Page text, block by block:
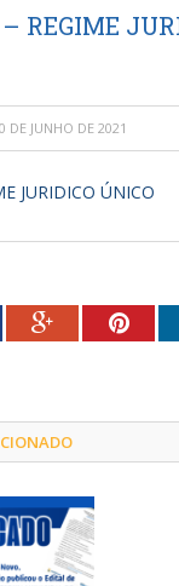
REGIME
DE JUNHO DE 2021
JURIDICO ÚNICO
Google+